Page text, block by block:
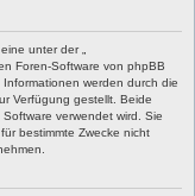
unter der „
Foren-Software von phpBB
werden durch die
Verfügung gestellt. Beide
verwendet wird. Sie
bestimmte Zwecke nicht